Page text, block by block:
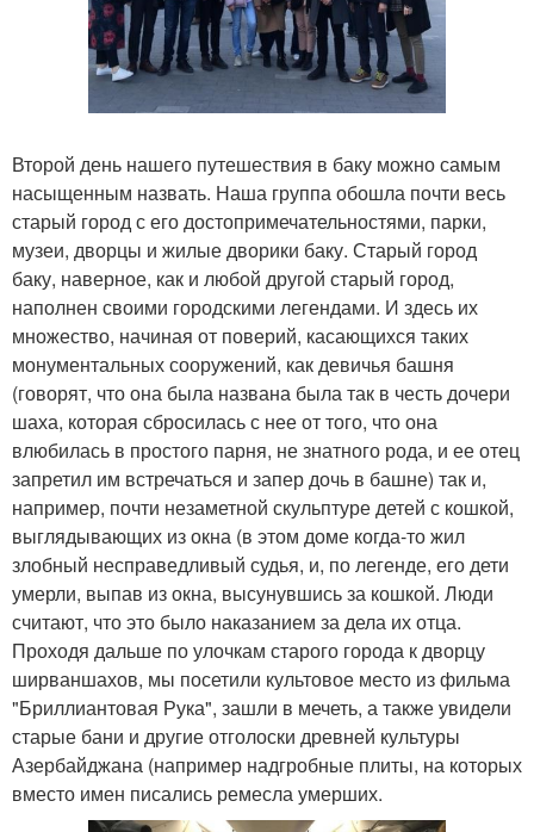
Второй день нашего путешествия в баку можно самым
насыщенным назвать. Наша группа обошла почти весь
старый город с его достопримечательностями, парки,
музеи, дворцы и жилые дворики баку. Старый город
баку, наверное, как и любой другой старый город,
наполнен своими городскими легендами. И здесь их
множество, начиная от поверий, касающихся таких
монументальных сооружений, как девичья башня
(говорят, что она была названа была так в честь дочери
шаха, которая сбросилась с нее от того, что она
влюбилась в простого парня, не знатного рода, и ее отец
запретил им встречаться и запер дочь в башне) так и,
например, почти незаметной скульптуре детей с кошкой,
выглядывающих из окна (в этом доме когда-то жил
злобный несправедливый судья, и, по легенде, его дети
умерли, выпав из окна, высунувшись за кошкой. Люди
считают, что это было наказанием за дела их отца.
Проходя дальше по улочкам старого города к дворцу
ширваншахов, мы посетили культовое место из фильма
"Бриллиантовая Рука", зашли в мечеть, а также увидели
старые бани и другие отголоски древней культуры
Азербайджана (например надгробные плиты, на которых
вместо имен писались ремесла умерших.